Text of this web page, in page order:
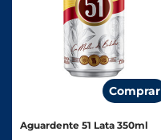
Comprar
Aguardente 51 Lata 350ml